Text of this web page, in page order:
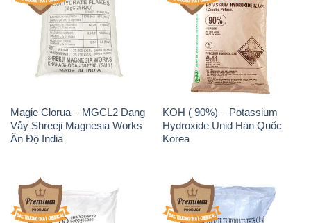
Magie Clorua – MGCL2 Dạng
Vảy Shreeji Magnesia Works
Ấn Độ India
KOH ( 90%) – Potassium
Hydroxide Unid Hàn Quốc
Korea